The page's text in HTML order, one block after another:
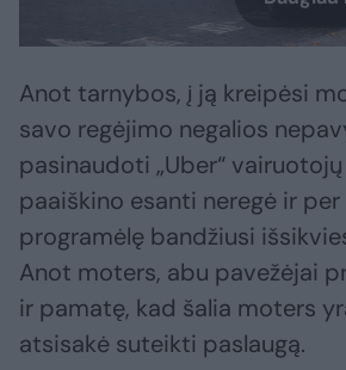
Anot tarnybos, į ją kreipėsi
savo regėjimo negalios
pasinaudoti „Uber“
paaiškino esanti neregė ir per
programėlę bandžiusi
Anot moters, abu pavežėjai
ir pamatę, kad šalia moters
atsisakė suteikti paslaugą.